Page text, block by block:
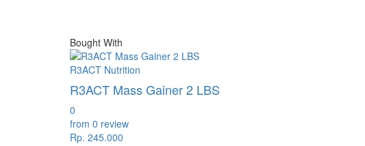
Bought With
R3ACT Nutrition
R3ACT Mass Gainer 2 LBS
0
from 0 review
Rp. 245.000